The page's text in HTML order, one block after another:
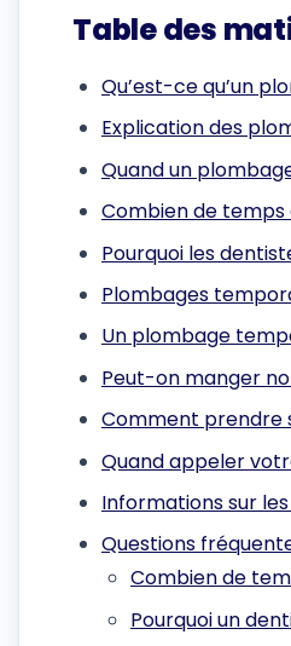
Table des
Qu’est-ce qu’un
Explication des
Quand un
Combien de
Pourquoi les
Plombages
Un plombage
Peut-on manger
Comment prendre
Quand appeler
Informations sur
Questions
Combien de
Pourquoi un